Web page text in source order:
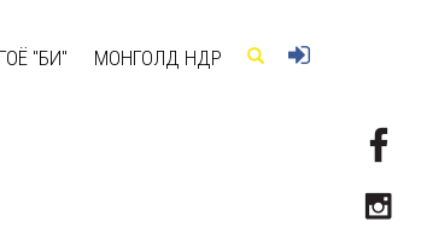
ГОЁ "БИ" МОНГОЛД ӨНӨӨДӨР